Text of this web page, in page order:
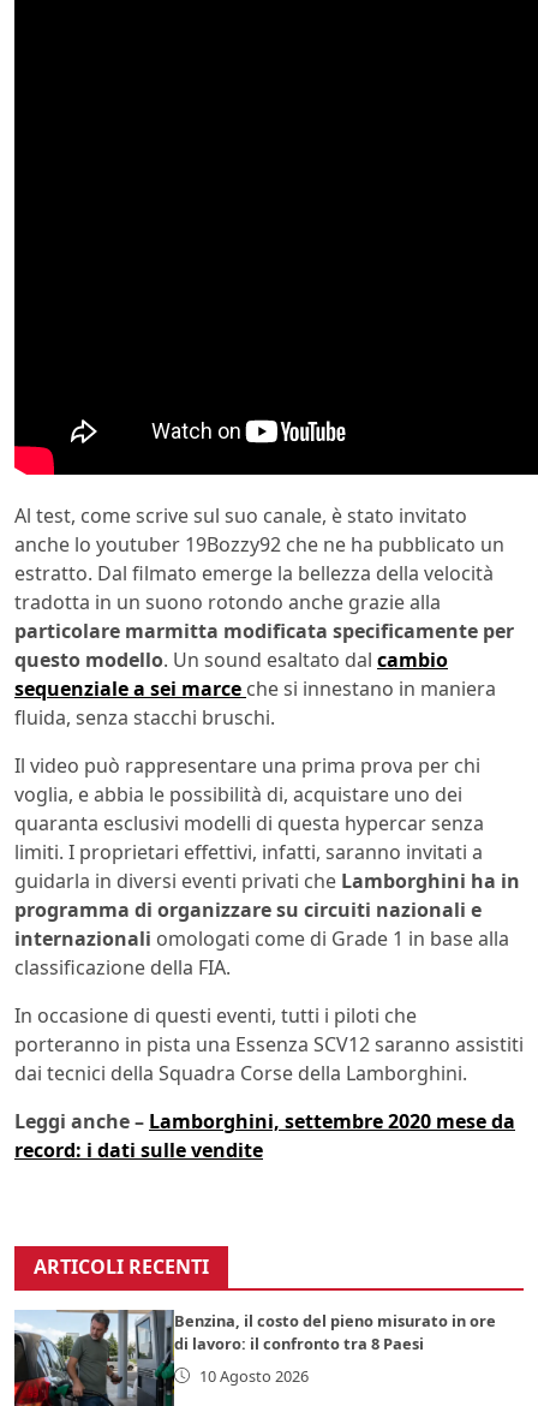
Al test, come scrive sul suo canale, è stato invitato
anche lo youtuber 19Bozzy92 che ne ha pubblicato un
estratto. Dal filmato emerge la bellezza della velocità
tradotta in un suono rotondo anche grazie alla
particolare marmitta modificata specificamente per
questo modello. Un sound esaltato dal cambio
sequenziale a sei marce che si innestano in maniera
fluida, senza stacchi bruschi.
Il video può rappresentare una prima prova per chi
voglia, e abbia le possibilità di, acquistare uno dei
quaranta esclusivi modelli di questa hypercar senza
limiti. I proprietari effettivi, infatti, saranno invitati a
guidarla in diversi eventi privati che Lamborghini ha in
programma di organizzare su circuiti nazionali e
internazionali omologati come di Grade 1 in base alla
classificazione della FIA.
In occasione di questi eventi, tutti i piloti che
porteranno in pista una Essenza SCV12 saranno assistiti
dai tecnici della Squadra Corse della Lamborghini.
Leggi anche – Lamborghini, settembre 2020 mese da
record: i dati sulle vendite
ARTICOLI RECENTI
Benzina, il costo del pieno misurato in ore
di lavoro: il confronto tra 8 Paesi
10 Agosto 2026